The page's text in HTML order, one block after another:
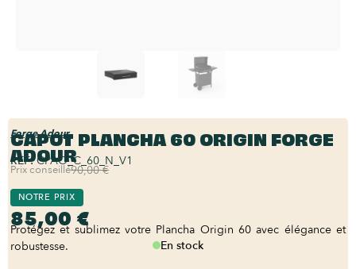
Forge Adour
CAPOT PLANCHA 60 ORIGIN FORGE
ADOUR
REF:CPAO_C_60_N_V1
Prix conseillé90,00 €
NOTRE PRIX
85,00 €
Protégez et sublimez votre Plancha Origin 60 avec élégance et
robustesse.
En stock